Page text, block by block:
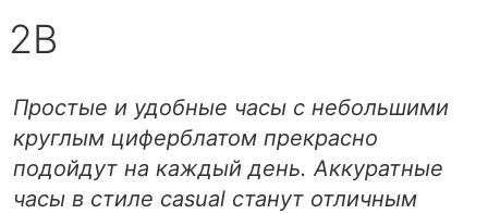
2B
Простые и удобные часы с небольшими
круглым циферблатом прекрасно
подойдут на каждый день. Аккуратные
часы в стиле casual станут отличным